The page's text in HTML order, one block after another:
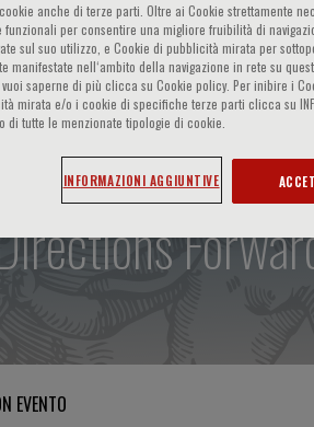
with
EVENTO
anche di terze parti. Oltre ai Cookie strettamente
funzionali per consentire una migliore fruibilità di
sul suo utilizzo, e Cookie di pubblicità mirata per
manifestate nell‘ambito della navigazione in rete su
saperne di più clicca su Cookie policy. Per inibire i
mirata e/o i cookie di specifiche terze parti clicca su
di tutte le menzionate tipologie di cookie.
INFORMAZIONI AGGIUNTIVE